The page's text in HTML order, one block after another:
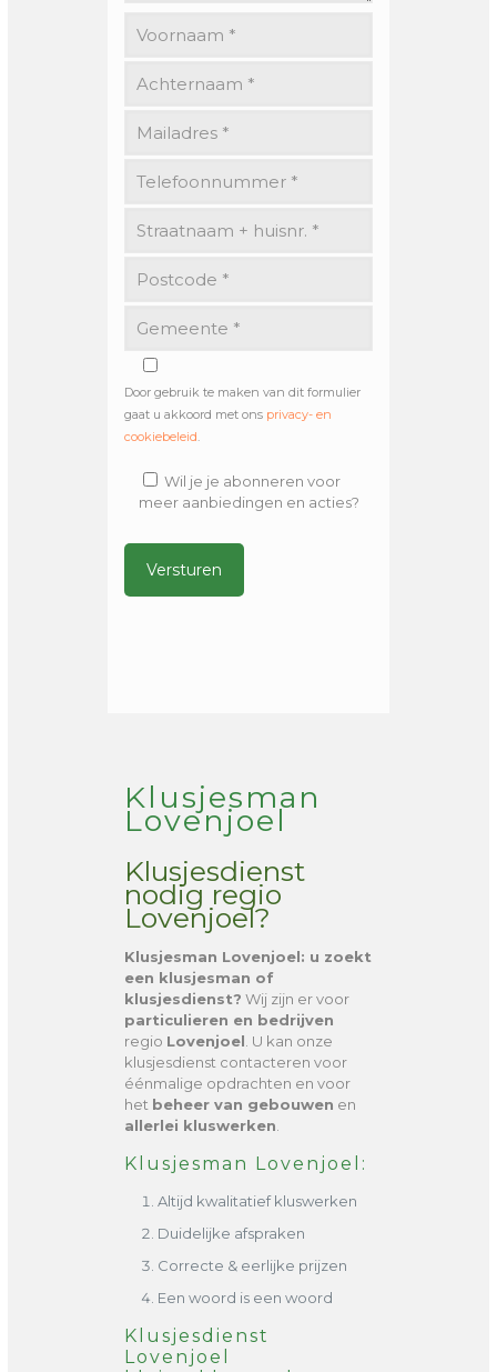
Door gebruik te maken van dit formulier
gaat u akkoord met ons privacy- en
cookiebeleid.
Wil je je abonneren voor
meer aanbiedingen en acties?
Klusjesman
Lovenjoel
Klusjesdienst
nodig regio
Lovenjoel?
Klusjesman Lovenjoel: u zoekt
een klusjesman of
klusjesdienst? Wij zijn er voor
particulieren en bedrijven
regio Lovenjoel . U kan onze
klusjesdienst contacteren voor
éénmalige opdrachten en voor
het beheer van gebouwen en
allerlei kluswerken
Klusjesman Lovenjoel:
Altijd kwalitatief kluswerken
Duidelijke afspraken
Correcte & eerlijke prijzen
Een woord is een woord
Klusjesdienst
Lovenjoel